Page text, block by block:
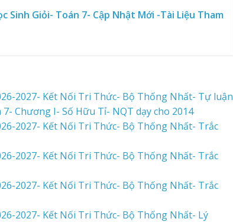
Sinh Giỏi- Toán 7- Cập Nhật Mới -Tài Liệu Tham
2027- Kết Nối Tri Thức- Bộ Thống Nhất- Tự luận
Chương I- Số Hữu Tỉ- NQT dạy cho 2014
2027- Kết Nối Tri Thức- Bộ Thống Nhất- Trắc
2027- Kết Nối Tri Thức- Bộ Thống Nhất- Trắc
2027- Kết Nối Tri Thức- Bộ Thống Nhất- Trắc
2027- Kết Nối Tri Thức- Bộ Thống Nhất- Lý